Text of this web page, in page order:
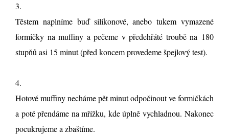
3.
Těstem naplníme buď silikonové, anebo tukem vymazené
formičky na muffiny a pečeme v předehřáté troubě na 180
stupňů asi 15 minut (před koncem provedeme špejlový test).
4.
Hotové muffiny necháme pět minut odpočinout ve formičkách
a poté přendáme na mřížku, kde úplně vychladnou. Nakonec
pocukrujeme a zbaštíme.